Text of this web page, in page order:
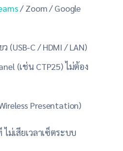
/ Zoom / Google
(USB-C / HDMI / LAN)
(เช่น CTP25) ไม่ต้อง
Presentation)
ม่เสียเวลาเซ็ตระบบ